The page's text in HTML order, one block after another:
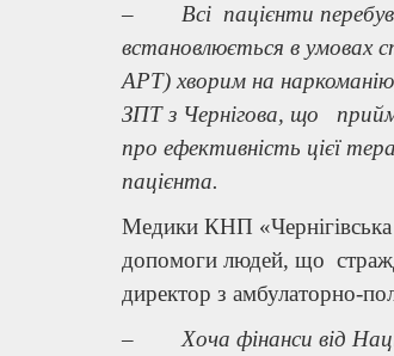
– Всі пацієнти
встановлюється в умовах
АРТ) хворим на
ЗПТ з Чернігова, що
про ефективність цієї
пацієнта.
Медики КНП «Чернігівська
допомоги людей, що
директор з амбулаторно-
– Хоча фінанси від